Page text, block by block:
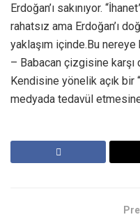
Erdoğan’ı sakınıyor.
rahatsız ama Erdoğan’ı
yaklaşım içinde.Bu
– Babacan çizgisine karşı
Kendisine yönelik açık bir
medyada tedavül